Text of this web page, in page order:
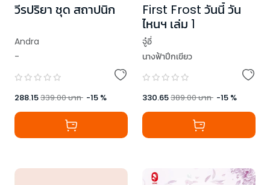
วีรปริยา ชุด สถาปนิก
Andra
-
288.15339.00บาท -15 %
First Frost วันนี้ วัน
ไหนฯ เล่ม 1
จู๋อี่
นางฟ้าปีกเขียว
330.65389.00บาท -15 %